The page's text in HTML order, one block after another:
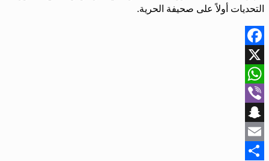
التحديات أولاً على صحيفة الحرية.
Facebook
X
WhatsApp
Viber
Snapchat
Email